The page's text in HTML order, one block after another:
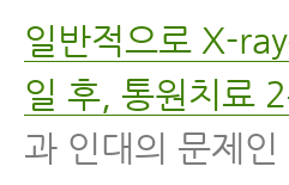
일반적으로 X-
일 후, 통원치료
과 인대의 문제